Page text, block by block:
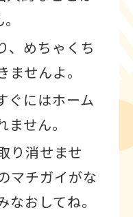
、めちゃくち
せんよ。
ぐにはホーム
せん。
り消せませ
マチガイがな
おしてね。